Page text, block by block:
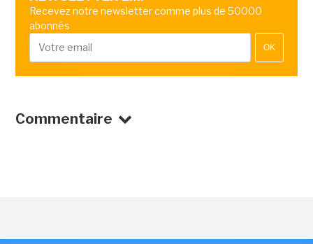
Recevez notre newsletter comme plus de 50000
abonnés
OK
Commentaire